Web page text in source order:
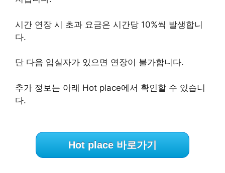
시간 연장 시 초과 요금은 시간당 10%씩 발생합니
다.
단 다음 입실자가 있으면 연장이 불가합니다.
추가 정보는 아래 Hot place에서 확인할 수 있습니
다.
Hot place 바로가기